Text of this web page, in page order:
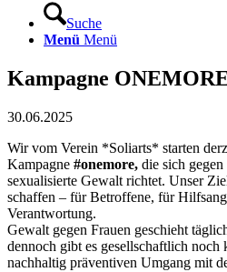
Suche
Menü Menü
Kampagne
30.06.2025
Wir vom Verein *Soliarts* starten
Kampagne #onemore, die sich gegen
sexualisierte Gewalt richtet. Unser
schaffen – für Betroffene, für
Verantwortung.
Gewalt gegen Frauen geschieht
dennoch gibt es gesellschaftlich noch
nachhaltig präventiven Umgang mit